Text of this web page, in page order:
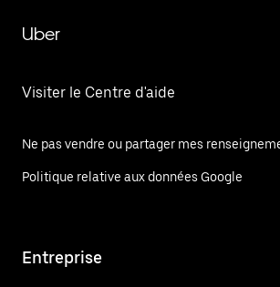
Uber
Visiter le Centre d'aide
Ne pas vendre ou partager mes
Politique relative aux données Google
Entreprise